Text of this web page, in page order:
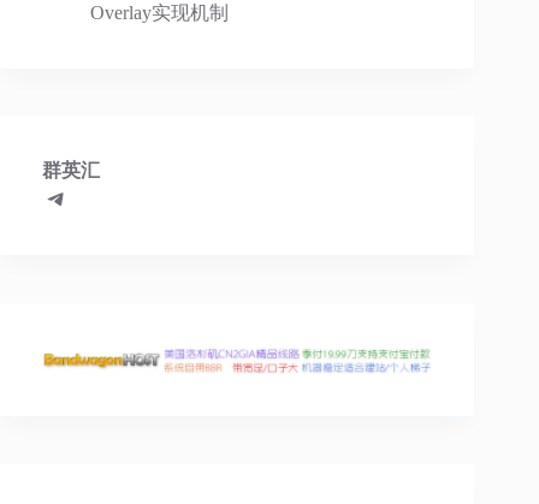
Overlay实现机制
群英汇
Telegram